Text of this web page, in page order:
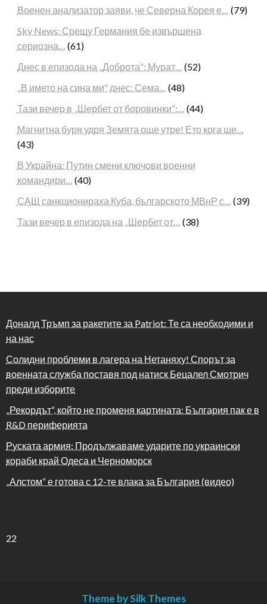
Военен анализатор заяви, че Северна Корея е… (79)
Sky News: Срещу Германия бе извършена
сериозна… (61)
Днес в епизода на „Доброта“: Мурат… (52)
„В името на сина ми“ днес: Сема… (48)
Тази вечер в „Шербет от боровинки“:… (44)
Магнитна буря удря Земята още утре! Ето кога ще…
(43)
В Украйна: Путин смени ключови военни
командири… (40)
САЩ санкционираха Куба, българското МВнР с… (39)
Тази вечер в епизода на „Шербет от… (38)
Доналд Тръмп за ракетите за Patriot: Те са необходими и
на нас
Солидни проблеми в лагера на Нетаняху! Спорът за
военната служба поставя под натиск Бецалел Смотрич
преди изборите
„Рекордът“, който не променя картината: България пак е в
R&D периферията
Руската армия: Продължаваме ударите по украински
кораби край Одеса и Черноморск
„Алстом“ е готова с 12-те влака за България (видео)
22
Theme by Silk Themes